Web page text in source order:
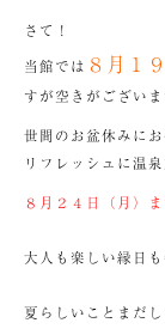
さて！
当館では ８月１
すが空きがございま
世間のお盆休みに
リフレッシュに温
８月２４日（月）
大人も楽しい縁日
夏らしいことまだ